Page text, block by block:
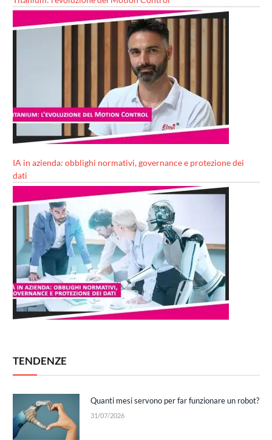
IA in azienda: obblighi normativi, governance e protezione dei
dati
TENDENZE
Quanti mesi servono per far funzionare un robot?
31/07/2026